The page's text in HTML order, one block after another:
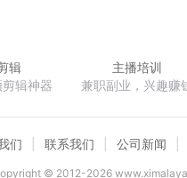
辑
辑神器
主播培训
兼职副业，兴趣赚
们 联系我们 公司新闻
© 2012-2026